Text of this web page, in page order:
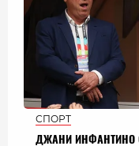
СПОРТ
ДЖАНИ ИНФАНТИНО